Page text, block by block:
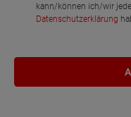
kann/können ich/wir
Datenschutzerklärung